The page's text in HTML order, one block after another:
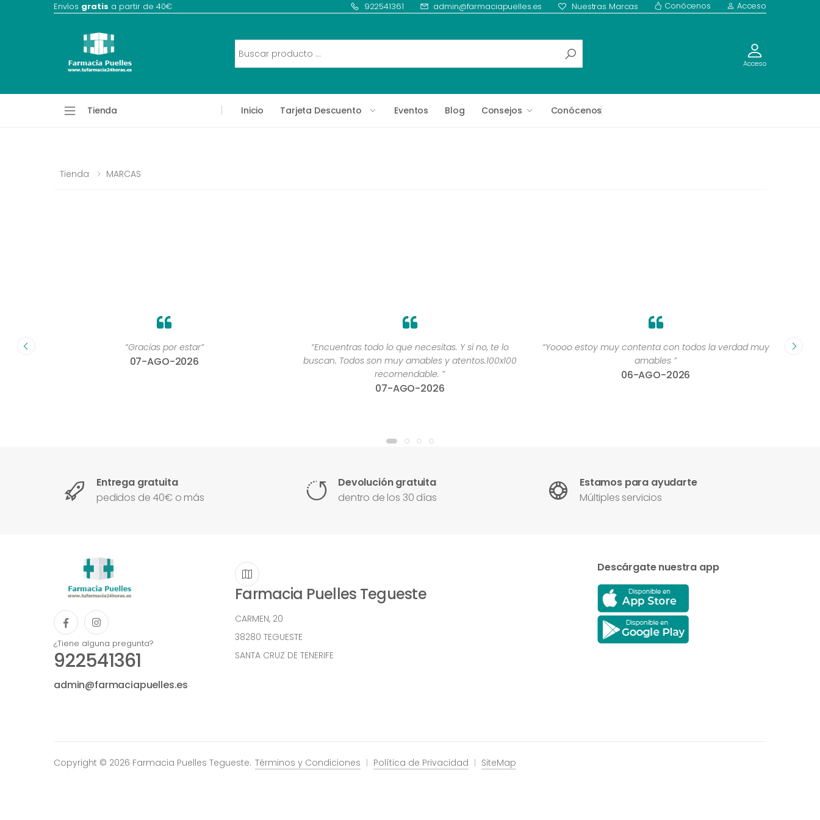
Envíos gratis a partir de 40€ 922541361 admin@farmaciapuelles.es Nuestras Marcas Conócenos Acceso
Acceso
Tienda Inicio Tarjeta Descuento Eventos Blog Consejos Conócenos
Tienda MARCAS
“Gracias por estar”
07-AGO-2026
“Encuentras todo lo que necesitas. Y si no, te lo
buscan. Todos son muy amables y atentos.100x100
recomendable. ”
07-AGO-2026
“Yoooo estoy muy contenta con todos la verdad muy
amables ”
06-AGO-2026
Entrega gratuita
pedidos de 40€ o más
Devolución gratuita
dentro de los 30 días
Estamos para ayudarte
Múltiples servicios
¿Tiene alguna pregunta?
922541361
admin@farmaciapuelles.es
Farmacia Puelles Tegueste
CARMEN, 20
38280 TEGUESTE
SANTA CRUZ DE TENERIFE
Descárgate nuestra app
Copyright © 2026 Farmacia Puelles Tegueste. Términos y Condiciones Política de Privacidad SiteMap